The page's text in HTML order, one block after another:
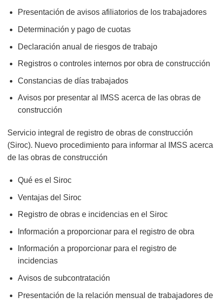
Presentación de avisos afiliatorios de los trabajadores
Determinación y pago de cuotas
Declaración anual de riesgos de trabajo
Registros o controles internos por obra de construcción
Constancias de días trabajados
Avisos por presentar al IMSS acerca de las obras de
construcción
Servicio integral de registro de obras de construcción
(Siroc). Nuevo procedimiento para informar al IMSS acerca
de las obras de construcción
Qué es el Siroc
Ventajas del Siroc
Registro de obras e incidencias en el Siroc
Información a proporcionar para el registro de obra
Información a proporcionar para el registro de
incidencias
Avisos de subcontratación
Presentación de la relación mensual de trabajadores de